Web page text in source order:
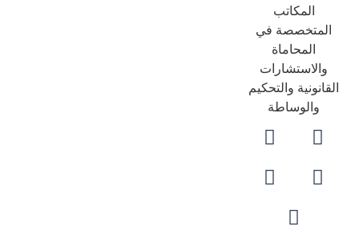
المكاتب
المتخصصة في
المحاماة
والاستشارات
والتحكيم
والوساطة